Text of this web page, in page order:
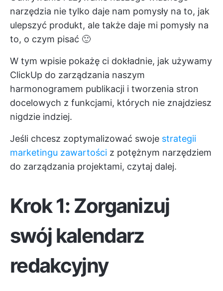
narzędzia nie tylko daje nam pomysły na to, jak
ulepszyć produkt, ale także daje mi pomysły na
to, o czym pisać 🙂
W tym wpisie pokażę ci dokładnie, jak używamy
ClickUp do zarządzania naszym
harmonogramem publikacji i tworzenia stron
docelowych z funkcjami, których nie znajdziesz
nigdzie indziej.
Jeśli chcesz zoptymalizować swoje strategii
marketingu zawartości z potężnym narzędziem
do zarządzania projektami, czytaj dalej.
Krok 1: Zorganizuj
swój kalendarz
redakcyjny